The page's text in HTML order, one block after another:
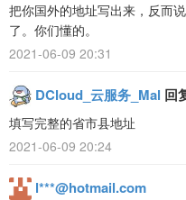
把你国外的地址写出来，反而
了。你们懂的。
2021-06-09 20:31
DCloud_云服务_Mal 回
填写完整的省市县地址
2021-06-09 20:24
l***@hotmail.com